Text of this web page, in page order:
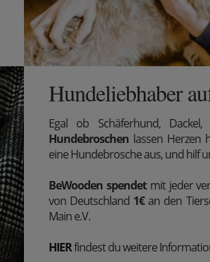
Hundeliebhaber
Egal ob Schäferhund,
Hundebroschen lassen Herzen
eine Hundebrosche aus, und hilf
BeWooden spendetmit jeder
von Deutschland 1€an den
Main e.V.
HIERfindest du weitere